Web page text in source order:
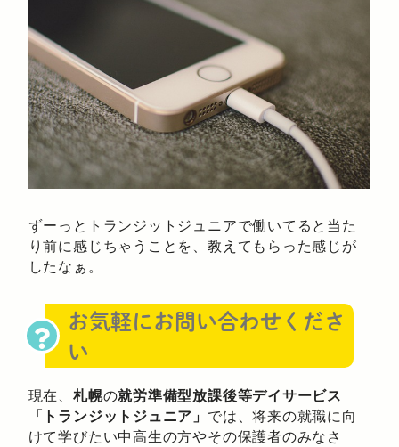
ずーっとトランジットジュニアで働いてると当た
り前に感じちゃうことを、教えてもらった感じが
したなぁ。
お気軽にお問い合わせくださ
い
現在、 札幌の就労準備型放課後等デイサービス
「トランジットジュニア」 では、将来の就職に向
けて学びたい中高生の方やその保護者のみなさ